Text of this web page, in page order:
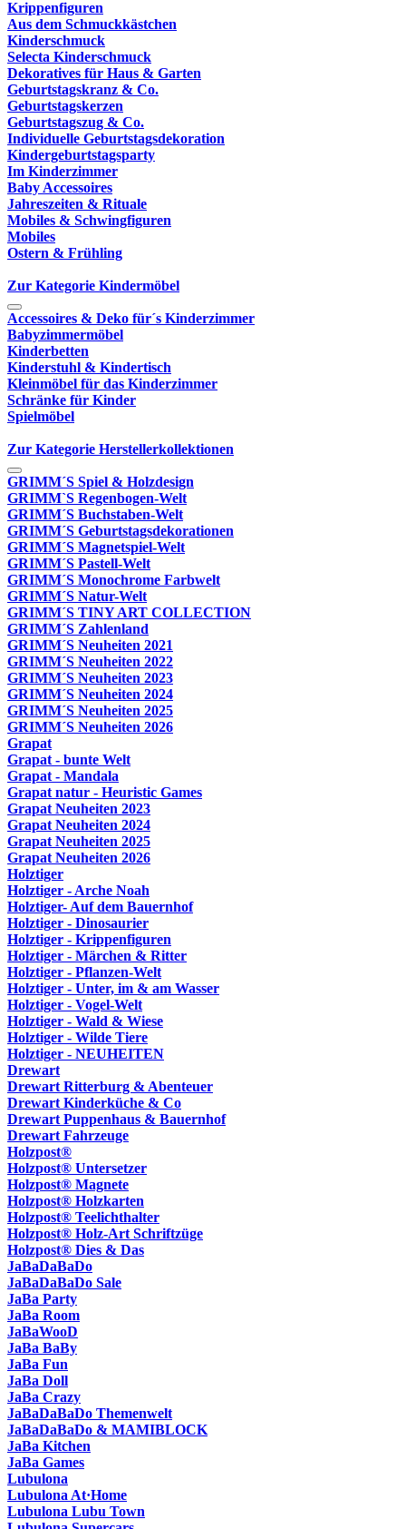
Krippenfiguren
Aus dem Schmuckkästchen
Kinderschmuck
Selecta Kinderschmuck
Dekoratives für Haus & Garten
Geburtstagskranz & Co.
Geburtstagskerzen
Geburtstagszug & Co.
Individuelle Geburtstagsdekoration
Kindergeburtstagsparty
Im Kinderzimmer
Baby Accessoires
Jahreszeiten & Rituale
Mobiles & Schwingfiguren
Mobiles
Ostern & Frühling
Zur Kategorie Kindermöbel
Accessoires & Deko für´s Kinderzimmer
Babyzimmermöbel
Kinderbetten
Kinderstuhl & Kindertisch
Kleinmöbel für das Kinderzimmer
Schränke für Kinder
Spielmöbel
Zur Kategorie Herstellerkollektionen
GRIMM´S Spiel & Holzdesign
GRIMM`S Regenbogen-Welt
GRIMM´S Buchstaben-Welt
GRIMM´S Geburtstagsdekorationen
GRIMM´S Magnetspiel-Welt
GRIMM´S Pastell-Welt
GRIMM´S Monochrome Farbwelt
GRIMM´S Natur-Welt
GRIMM´S TINY ART COLLECTION
GRIMM´S Zahlenland
GRIMM´S Neuheiten 2021
GRIMM´S Neuheiten 2022
GRIMM´S Neuheiten 2023
GRIMM´S Neuheiten 2024
GRIMM´S Neuheiten 2025
GRIMM´S Neuheiten 2026
Grapat
Grapat - bunte Welt
Grapat - Mandala
Grapat natur - Heuristic Games
Grapat Neuheiten 2023
Grapat Neuheiten 2024
Grapat Neuheiten 2025
Grapat Neuheiten 2026
Holztiger
Holztiger - Arche Noah
Holztiger- Auf dem Bauernhof
Holztiger - Dinosaurier
Holztiger - Krippenfiguren
Holztiger - Märchen & Ritter
Holztiger - Pflanzen-Welt
Holztiger - Unter, im & am Wasser
Holztiger - Vogel-Welt
Holztiger - Wald & Wiese
Holztiger - Wilde Tiere
Holztiger - NEUHEITEN
Drewart
Drewart Ritterburg & Abenteuer
Drewart Kinderküche & Co
Drewart Puppenhaus & Bauernhof
Drewart Fahrzeuge
Holzpost®
Holzpost® Untersetzer
Holzpost® Magnete
Holzpost® Holzkarten
Holzpost® Teelichthalter
Holzpost® Holz-Art Schriftzüge
Holzpost® Dies & Das
JaBaDaBaDo
JaBaDaBaDo Sale
JaBa Party
JaBa Room
JaBaWooD
JaBa BaBy
JaBa Fun
JaBa Doll
JaBa Crazy
JaBaDaBaDo Themenwelt
JaBaDaBaDo & MAMIBLOCK
JaBa Kitchen
JaBa Games
Lubulona
Lubulona At·Home
Lubulona Lubu Town